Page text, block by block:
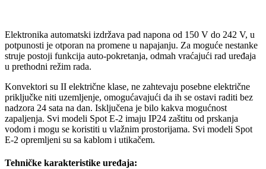
Elektronika automatski izdržava pad napona od 150 V do 242 V, u
potpunosti je otporan na promene u napajanju. Za moguće nestanke
struje postoji funkcija auto-pokretanja, odmah vraćajući rad uređaja
u prethodni režim rada.
Konvektori su II električne klase, ne zahtevaju posebne električne
priključke niti uzemljenje, omogućavajući da ih se ostavi raditi bez
nadzora 24 sata na dan. Isključena je bilo kakva mogućnost
zapaljenja. Svi modeli Spot E-2 imaju IP24 zaštitu od prskanja
vodom i mogu se koristiti u vlažnim prostorijama. Svi modeli Spot
E-2 opremljeni su sa kablom i utikačem.
Tehničke karakteristike uređaja: